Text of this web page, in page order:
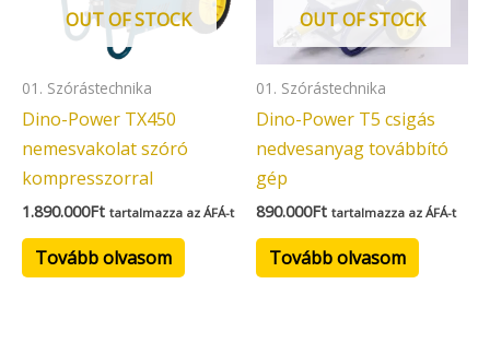
OUT OF STOCK
01. Szórástechnika
Dino-Power TX450
nemesvakolat szóró
kompresszorral
1.890.000Ft tartalmazza az ÁFÁ-t
Tovább olvasom
OUT OF STOCK
01. Szórástechnika
Dino-Power T5 csigás
nedvesanyag továbbító
gép
890.000Ft tartalmazza az ÁFÁ-t
Tovább olvasom